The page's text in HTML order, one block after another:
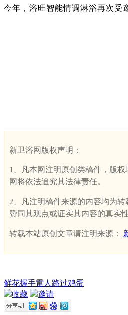
今年，浴旺智能情调淋浴再次受
新卫浴网版权声明：
1、凡本网注明原创类稿件，版
网将依法追究其法律责任。
2、凡注明稿件来源的内容均为
赞同其观点或证实其内容的真实性
转载本站原创文章请注明来源：
鲜花握手雷人 路过鸡蛋
收藏
邀请